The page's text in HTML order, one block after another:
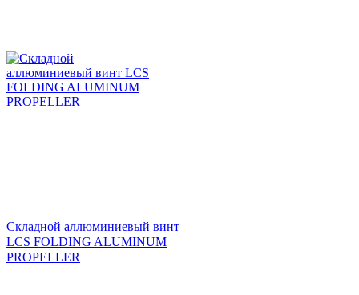
Складной аллюминиевый винт
LCS FOLDING ALUMINUM
PROPELLER